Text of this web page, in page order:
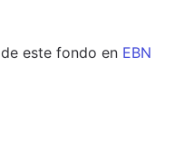
de este fondo en EBN